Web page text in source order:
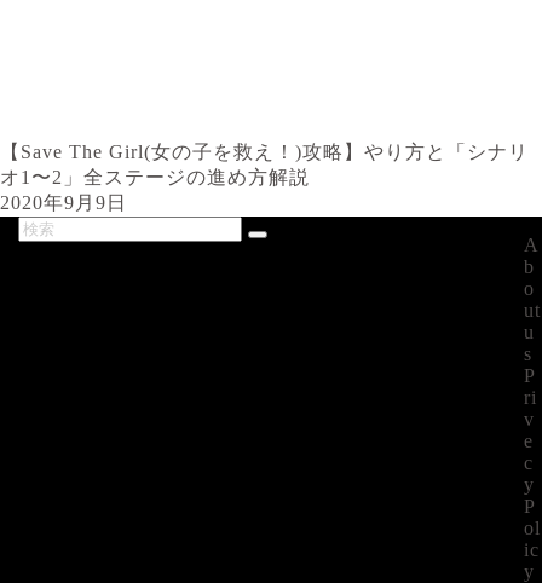
【Save The Girl(女の子を救え！)攻略】やり方と「シナリ
オ1〜2」全ステージの進め方解説
2020年9月9日
A
b
o
ut
u
s
P
ri
v
e
c
y
P
ol
ic
y